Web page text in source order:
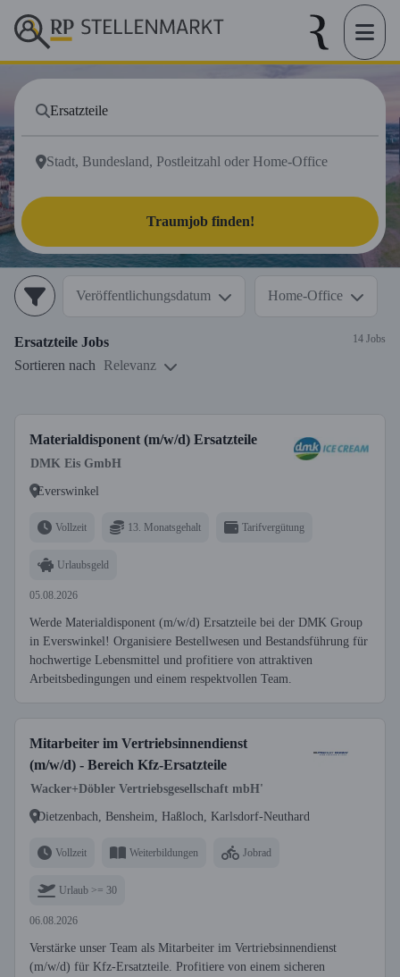
Traumjob finden!
Veröffentlichungsdatum Home-Office
Ersatzteile Jobs 14 Jobs
Sortieren nach Relevanz
Materialdisponent (m/w/d) Ersatzteile
DMK Eis GmbH
Everswinkel
Vollzeit 13. Monatsgehalt Tarifvergütung
Urlaubsgeld
05.08.2026
Werde Materialdisponent (m/w/d) Ersatzteile bei der DMK Group
in Everswinkel! Organisiere Bestellwesen und Bestandsführung für
hochwertige Lebensmittel und profitiere von attraktiven
Arbeitsbedingungen und einem respektvollen Team.
Mitarbeiter im Vertriebsinnendienst
(m/w/d) - Bereich Kfz-Ersatzteile
Wacker+Döbler Vertriebsgesellschaft mbH'
Dietzenbach, Bensheim, Haßloch, Karlsdorf-Neuthard
Vollzeit Weiterbildungen Jobrad
Urlaub >= 30
06.08.2026
Verstärke unser Team als Mitarbeiter im Vertriebsinnendienst
(m/w/d) für Kfz-Ersatzteile. Profitiere von einem sicheren